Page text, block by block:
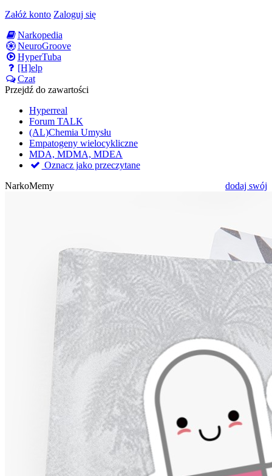
Załóż konto Zaloguj się
Narkopedia
NeuroGroove
HyperTuba
[H]elp
Czat
Przejdź do zawartości
Hyperreal
Forum TALK
(AL)Chemia Umysłu
Empatogeny wielocykliczne
MDA, MDMA, MDEA
Oznacz jako przeczytane
NarkoMemy
dodaj swój